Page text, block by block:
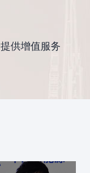
供增值服务